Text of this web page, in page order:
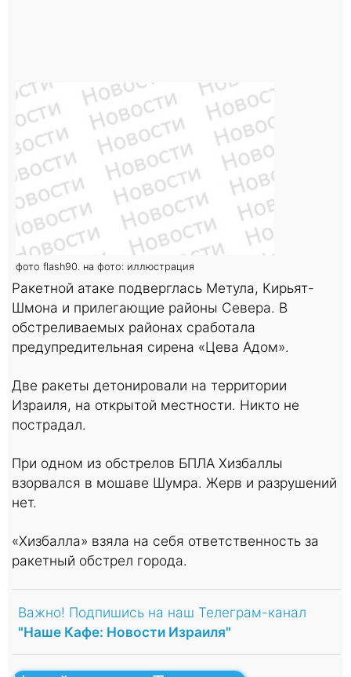
фото flash90. на фото: иллюстрация
Ракетной атаке подверглась Метула, Кирьят-
Шмона и прилегающие районы Севера. В
обстреливаемых районах сработала
предупредительная сирена «Цева Адом».
Две ракеты детонировали на территории
Израиля, на открытой местности. Никто не
пострадал.
При одном из обстрелов БПЛА Хизбаллы
взорвался в мошаве Шумра. Жерв и разрушений
нет.
«Хизбалла» взяла на себя ответственность за
ракетный обстрел города.
Важно! Подпишись на наш Телеграм-канал
"Наше Кафе: Новости Израиля"